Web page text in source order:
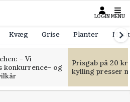
LOGIN MENU
Kvæg Grise Planter
- Vi
konkurrence- og
Prisgab på 20
kylling presser